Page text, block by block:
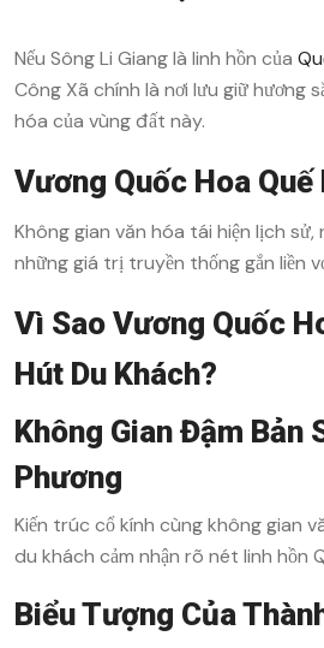
Nếu Sông Li Giang là linh hồn của
Công Xã chính là nơi lưu giữ hương
hóa của vùng đất này.
Vương Quốc Hoa Quế
Không gian văn hóa tái hiện lịch
những giá trị truyền thống gắn liền
Vì Sao Vương Quốc
Hút Du Khách?
Không Gian Đậm Bản
Phương
Kiến trúc cổ kính cùng không gian
du khách cảm nhận rõ nét linh hồn
Biểu Tượng Của